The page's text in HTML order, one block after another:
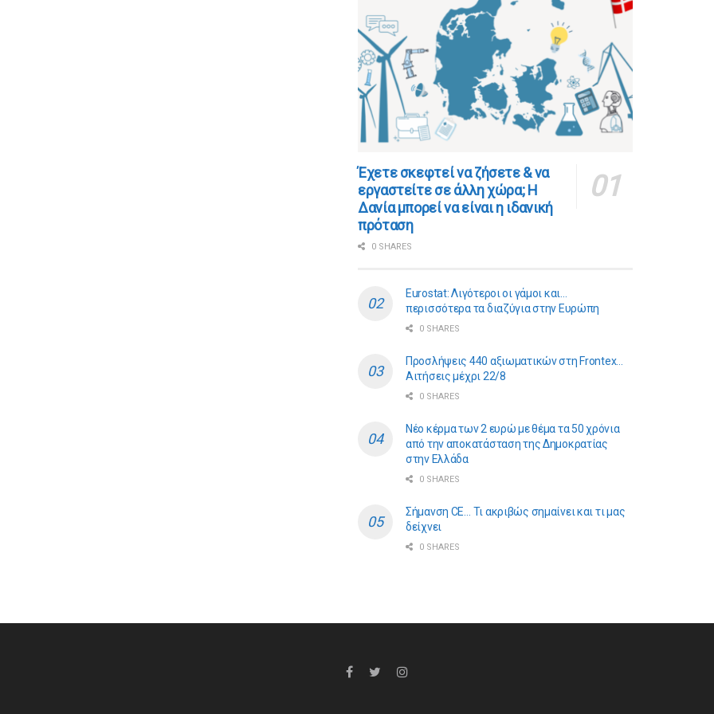
​​Έχετε σκεφτεί να ζήσετε & να
εργαστείτε σε άλλη χώρα; Η
Δανία μπορεί να είναι η ιδανική
πρόταση
0 SHARES
Eurostat: Λιγότεροι οι γάμοι και…
περισσότερα τα διαζύγια στην Ευρώπη
0 SHARES
Προσλήψεις 440 αξιωματικών στη Frontex…
Αιτήσεις μέχρι 22/8
0 SHARES
Νέο κέρμα των 2 ευρώ με θέμα τα 50 χρόνια
από την αποκατάσταση της Δημοκρατίας
στην Ελλάδα
0 SHARES
Σήμανση CE… Τι ακριβώς σημαίνει και τι μας
δείχνει
0 SHARES